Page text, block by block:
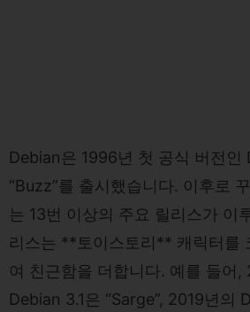
Debian은 1996년 첫 공식 버전인
“Buzz”를 출시했습니다. 이후로
는 13번 이상의 주요 릴리스가 이
리스는 **토이스토리** 캐릭터를
여 친근함을 더합니다. 예를 들어,
Debian 3.1은 “Sarge”, 2019년의